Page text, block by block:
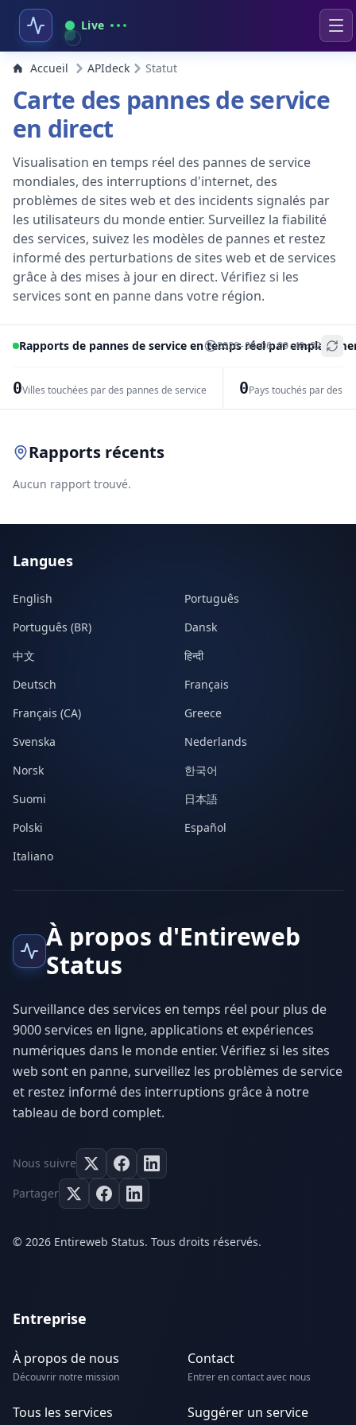
Live
Accueil APIdeck Statut
Carte des pannes de service
en direct
Visualisation en temps réel des pannes de service
mondiales, des interruptions d'internet, des
problèmes de sites web et des incidents signalés par
les utilisateurs du monde entier. Surveillez la fiabilité
des services, suivez les modèles de pannes et restez
informé des perturbations de sites web et de services
grâce à des mises à jour en direct. Vérifiez si les
services sont en panne dans votre région.
Rapports de pannes de service en temps réel par
2026-08-06 09:40:32
0Villes touchées par des pannes de service 0Pays touchés par des
+
Rapports récents
Aucun rapport trouvé.
Langues
English
Português
Português (BR)
Dansk
中文
हिन्दी
Deutsch
Français
Français (CA)
Greece
Svenska
Nederlands
Norsk
한국어
Suomi
日本語
Polski
Español
Italiano
À propos d'Entireweb
Status
Surveillance des services en temps réel pour plus de
9000 services en ligne, applications et expériences
numériques dans le monde entier. Vérifiez si les sites
web sont en panne, surveillez les problèmes de service
et restez informé des interruptions grâce à notre
tableau de bord complet.
Nous suivre
Partager
© 2026 Entireweb Status. Tous droits réservés.
Entreprise
À propos de nous
Découvrir notre mission
Contact
Entrer en contact avec nous
Tous les services Suggérer un service